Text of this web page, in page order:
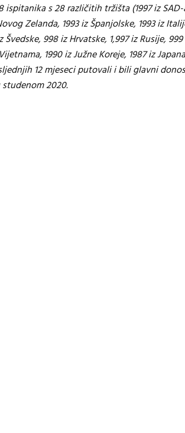
s 28 različitih tržišta (1997 iz SAD-
Zelanda, 1993 iz Španjolske, 1993 iz
998 iz Hrvatske, 1,997 iz Rusije,
1990 iz Južne Koreje, 1987 iz
12 mjeseci putovali i bili glavni
2020.